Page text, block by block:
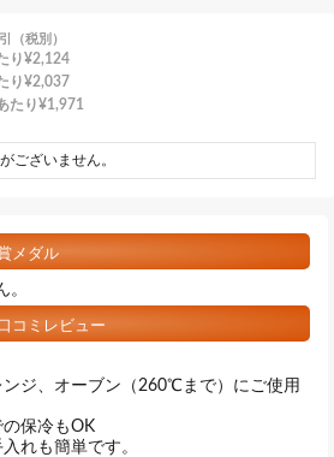
（税別）
り¥2,124
り¥2,037
たり¥1,971
ございません。
メダル
コミレビュー
ジ、オーブン（260℃まで）にご使用
保冷もOK
れも簡単です。